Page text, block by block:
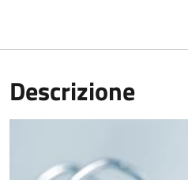
Descrizione